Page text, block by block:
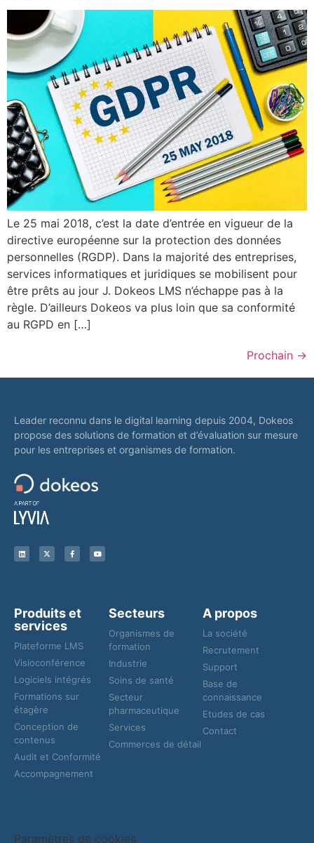
Le 25 mai 2018, c’est la date d’entrée en vigueur de la
directive européenne sur la protection des données
personnelles (RGDP). Dans la majorité des entreprises,
services informatiques et juridiques se mobilisent pour
être prêts au jour J. Dokeos LMS n’échappe pas à la
règle. D’ailleurs Dokeos va plus loin que sa conformité
au RGPD en […]
Prochain →
Leader reconnu dans le digital learning depuis 2004, Dokeos
propose des solutions de formation et d’évaluation sur mesure
pour les entreprises et organismes de formation.
Produits et
services
Plateforme LMS
Visioconférence
Logiciels intégrés
Formations sur
étagère
Conception de
contenus
Audit et Conformité
Accompagnement
Secteurs
Organismes de
formation
Industrie
Soins de santé
Secteur
pharmaceutique
Services
Commerces de détail
A propos
La société
Recrutement
Support
Base de
connaissance
Etudes de cas
Contact
Paramètres de cookies